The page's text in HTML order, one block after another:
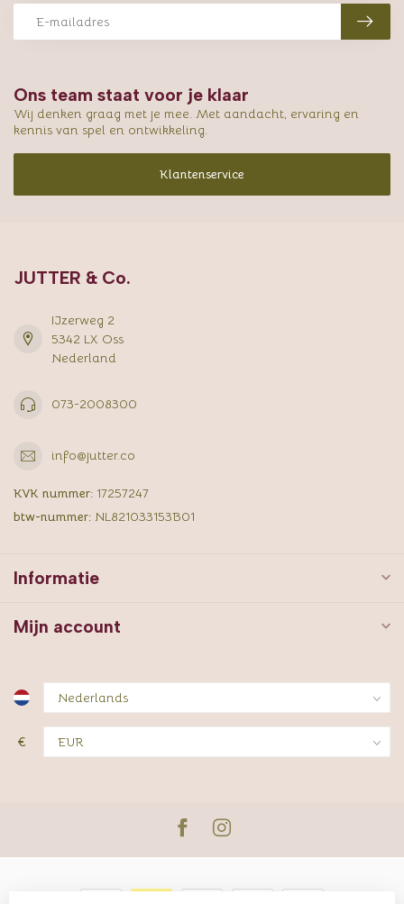
Ons team staat voor je klaar
Wij denken graag met je mee. Met aandacht, ervaring en
kennis van spel en ontwikkeling.
Klantenservice
JUTTER & Co.
IJzerweg 2
5342 LX Oss
Nederland
073-2008300
info@jutter.co
KVK nummer: 17257247
btw-nummer: NL821033153B01
Informatie
Mijn account
€